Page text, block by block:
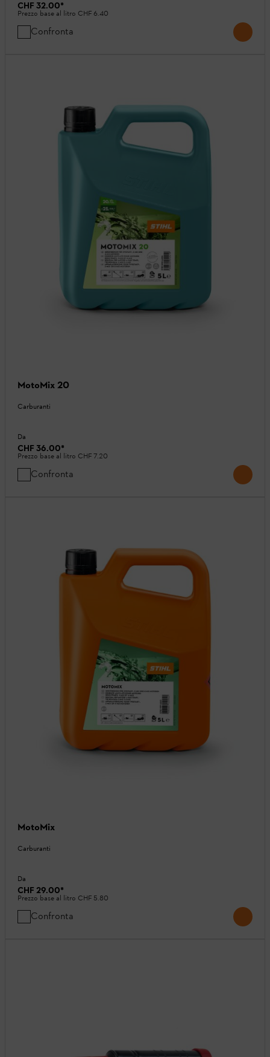
CHF 32.00*
Prezzo base al litro CHF 6.40
Confronta
MotoMix 20
Carburanti
Da
CHF 36.00*
Prezzo base al litro CHF 7.20
Confronta
MotoMix
Carburanti
Da
CHF 29.00*
Prezzo base al litro CHF 5.80
Confronta